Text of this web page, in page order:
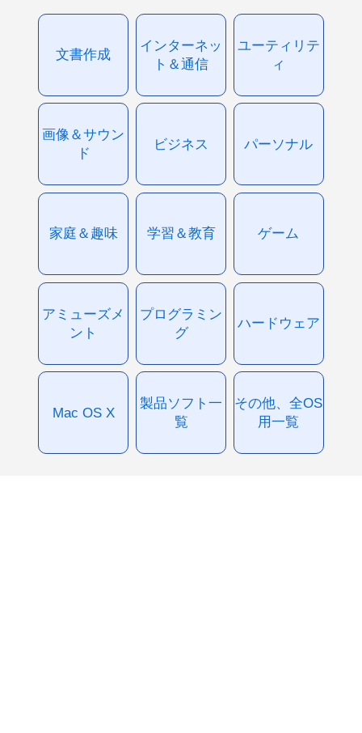
文書作成
インターネッ
ト＆通信
ユーティリテ
ィ
画像＆サウン
ド
ビジネス パーソナル
家庭＆趣味 学習＆教育 ゲーム
アミューズメ
ント
プログラミン
グ
ハードウェア
Mac OS X
製品ソフト一
覧
その他、全OS
用一覧